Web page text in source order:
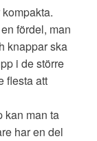
fördel, man
knappar ska
i de större
flesta att
kan man ta
har en del